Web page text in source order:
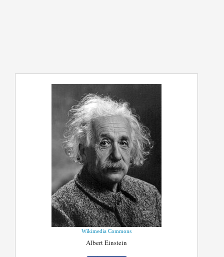
Wikimedia Commons
Albert Einstein